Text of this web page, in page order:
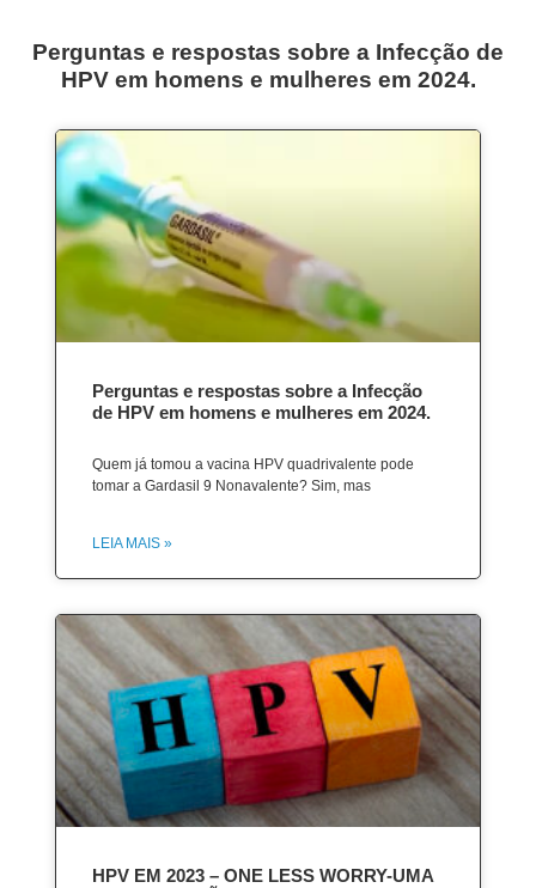
Perguntas e respostas sobre a Infecção de
HPV em homens e mulheres em 2024.
Perguntas e respostas sobre a Infecção
de HPV em homens e mulheres em 2024.
Quem já tomou a vacina HPV quadrivalente pode
tomar a Gardasil 9 Nonavalente? Sim, mas
LEIA MAIS »
HPV EM 2023 – ONE LESS WORRY-UMA